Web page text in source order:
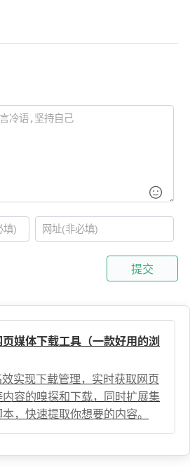
提交
媒体下载工具（一款好用的浏
实现下载管理，实时获取网页
容的嗅探和下载，同时扩展集
，快速提取你想要的内容。